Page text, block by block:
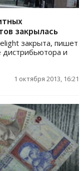
закрылась
закрыта, пишет
дистрибьютора и
1 октября 2013, 16:21